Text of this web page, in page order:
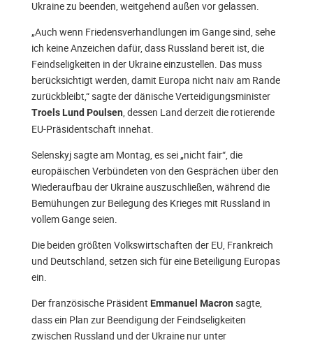
Ukraine zu beenden, weitgehend außen vor gelassen.
„Auch wenn Friedensverhandlungen im Gange sind, sehe
ich keine Anzeichen dafür, dass Russland bereit ist, die
Feindseligkeiten in der Ukraine einzustellen. Das muss
berücksichtigt werden, damit Europa nicht naiv am Rande
zurückbleibt,“ sagte der dänische Verteidigungsminister
Troels Lund Poulsen, dessen Land derzeit die rotierende
EU-Präsidentschaft innehat.
Selenskyj sagte am Montag, es sei „nicht fair“, die
europäischen Verbündeten von den Gesprächen über den
Wiederaufbau der Ukraine auszuschließen, während die
Bemühungen zur Beilegung des Krieges mit Russland in
vollem Gange seien.
Die beiden größten Volkswirtschaften der EU, Frankreich
und Deutschland, setzen sich für eine Beteiligung Europas
ein.
Der französische Präsident Emmanuel Macron sagte,
dass ein Plan zur Beendigung der Feindseligkeiten
zwischen Russland und der Ukraine nur unter